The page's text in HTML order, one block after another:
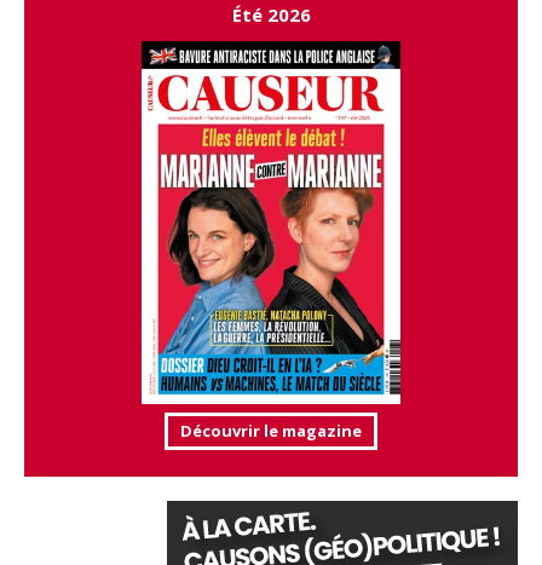
Été 2026
Découvrir le magazine